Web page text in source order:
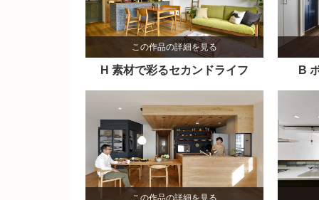
この作品の詳細を見る
H 素材で彩るセカンドライフ B
この作品の詳細を見る